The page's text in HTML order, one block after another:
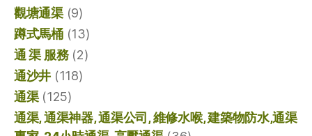
觀塘通渠(9)
蹲式馬桶(13)
通 渠 服務(2)
通沙井 (118)
通渠(125)
通渠, 通渠神器, 通渠公司, 維修水喉, 建築物防水,通渠